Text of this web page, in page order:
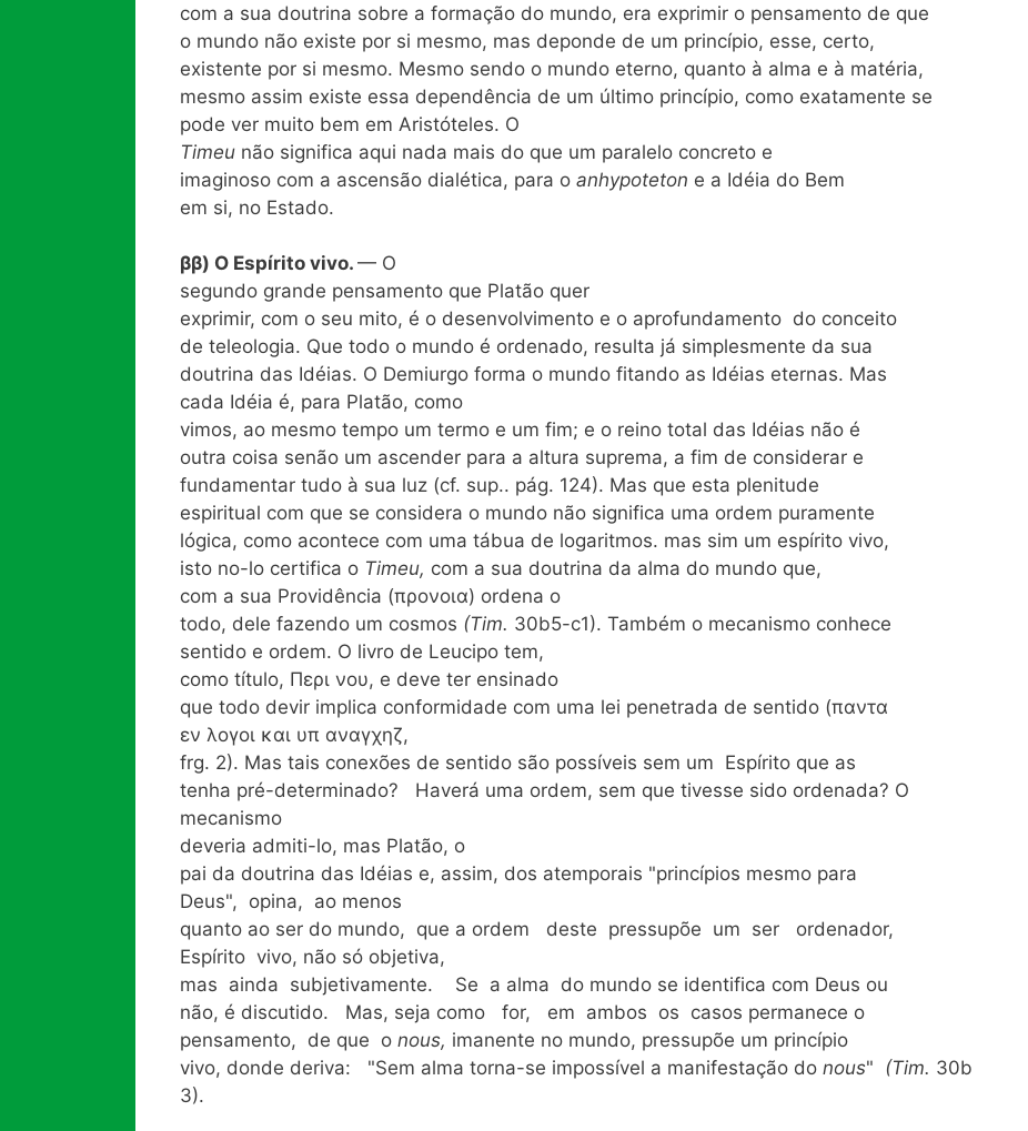
com a sua doutrina sobre a formação do mundo, era exprimir o pensamento de que
o mundo não existe por si mesmo, mas deponde de um princípio, esse, certo,
existente por si mesmo. Mesmo sendo o mundo eterno, quanto à alma e à matéria,
mesmo assim existe essa dependência de um último princípio, como exatamente se
pode ver muito bem em Aristóteles. O
Timeu não significa aqui nada mais do que um paralelo concreto e
imaginoso com a ascensão dialética, para o anhypoteton e a Idéia do Bem
em si, no Estado.
ββ) O Espírito vivo. — O
segundo grande pensamento que Platão quer
exprimir, com o seu mito, é o desenvolvimento e o aprofundamento do conceito
de teleologia. Que todo o mundo é ordenado, resulta já simplesmente da sua
doutrina das Idéias. O Demiurgo forma o mundo fitando as Idéias eternas. Mas
cada Idéia é, para Platão, como
vimos, ao mesmo tempo um termo e um fim; e o reino total das Idéias não é
outra coisa senão um ascender para a altura suprema, a fim de considerar e
fundamentar tudo à sua luz (cf. sup.. pág. 124). Mas que esta plenitude
espiritual com que se considera o mundo não significa uma ordem puramente
lógica, como acontece com uma tábua de logaritmos. mas sim um espírito vivo,
isto no-lo certifica o Timeu, com a sua doutrina da alma do mundo que,
com a sua Providência (προνοια) ordena o
todo, dele fazendo um cosmos (Tim. 30b5-c1). Também o mecanismo conhece
sentido e ordem. O livro de Leucipo tem,
como título, Περι νου, e deve ter ensinado
que todo devir implica conformidade com uma lei penetrada de sentido (παντα
εν λογοι και υπ αναγχηζ,
frg. 2). Mas tais conexões de sentido são possíveis sem um Espírito que as
tenha pré-determinado? Haverá uma ordem, sem que tivesse sido ordenada? O
mecanismo
deveria admiti-lo, mas Platão, o
pai da doutrina das Idéias e, assim, dos atemporais "princípios mesmo para
Deus", opina, ao menos
quanto ao ser do mundo, que a ordem deste pressupõe um ser ordenador,
Espírito vivo, não só objetiva,
mas ainda subjetivamente. Se a alma do mundo se identifica com Deus ou
não, é discutido. Mas, seja como for, em ambos os casos permanece o
pensamento, de que o nous, imanente no mundo, pressupõe um princípio
vivo, donde deriva: "Sem alma torna-se impossível a manifestação do nous" (Tim. 30b
3).